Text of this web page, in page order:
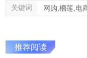
关键词 网购,榴莲,电
推荐阅读